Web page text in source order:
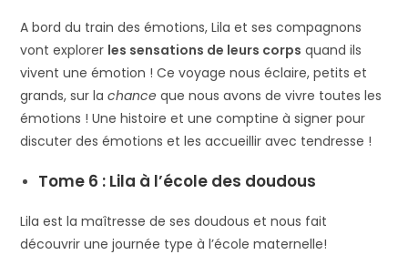
A bord du train des émotions, Lila et ses compagnons
vont explorer les sensations de leurs corps quand ils
vivent une émotion ! Ce voyage nous éclaire, petits et
grands, sur lachance que nous avons de vivre toutes les
émotions ! Une histoire et une comptine à signer pour
discuter des émotions et les accueillir avec tendresse !
Tome 6 : Lila à l’école des doudous
Lila est la maîtresse de ses doudous et nous fait
découvrir une journée type à l’école maternelle!